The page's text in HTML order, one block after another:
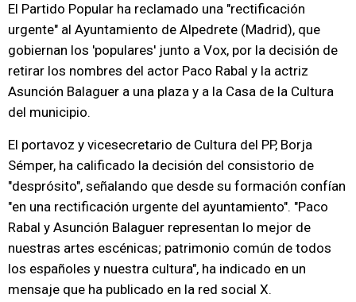
El Partido Popular ha reclamado una "rectificación
urgente" al Ayuntamiento de Alpedrete (Madrid), que
gobiernan los 'populares' junto a Vox, por la decisión de
retirar los nombres del actor Paco Rabal y la actriz
Asunción Balaguer a una plaza y a la Casa de la Cultura
del municipio.
El portavoz y vicesecretario de Cultura del PP, Borja
Sémper, ha calificado la decisión del consistorio de
"desprósito", señalando que desde su formación confían
"en una rectificación urgente del ayuntamiento". "Paco
Rabal y Asunción Balaguer representan lo mejor de
nuestras artes escénicas; patrimonio común de todos
los españoles y nuestra cultura", ha indicado en un
mensaje que ha publicado en la red social X.